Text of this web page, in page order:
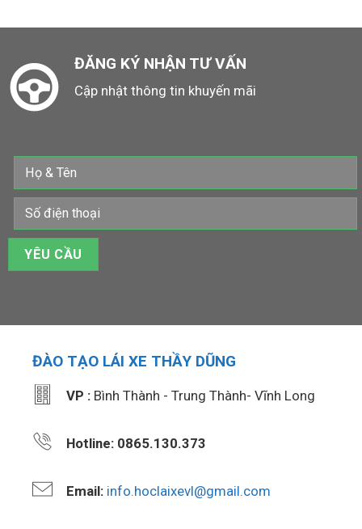
ĐĂNG KÝ NHẬN TƯ VẤN
Cập nhật thông tin khuyến mãi
ĐÀO TẠO LÁI XE THẦY DŨNG
VP :Bình Thành - Trung Thành- Vĩnh Long
Hotline: 0865.130.373
Email: info.hoclaixevl@gmail.com